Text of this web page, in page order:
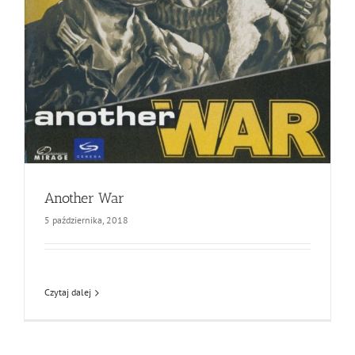
Another War
5 października, 2018
Czytaj dalej